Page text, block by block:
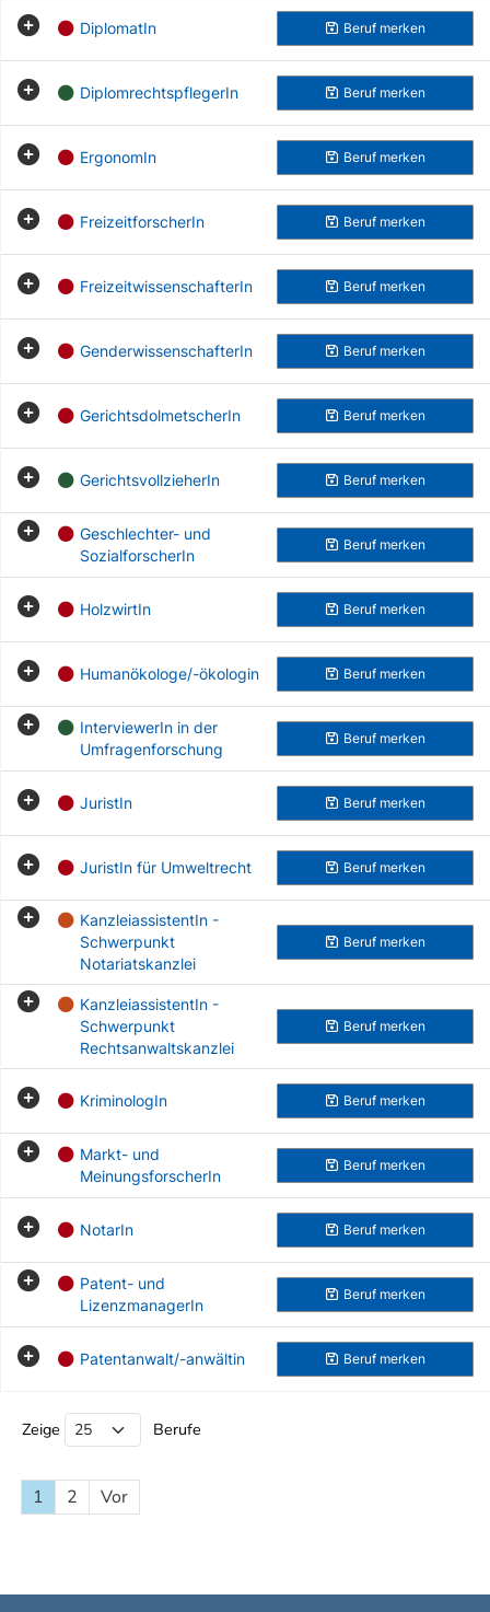
DiplomatIn Beruf merken
DiplomrechtspflegerIn Beruf merken
ErgonomIn Beruf merken
FreizeitforscherIn Beruf merken
FreizeitwissenschafterIn Beruf merken
GenderwissenschafterIn Beruf merken
GerichtsdolmetscherIn Beruf merken
GerichtsvollzieherIn Beruf merken
Geschlechter- und
SozialforscherIn
Beruf merken
HolzwirtIn Beruf merken
Humanökologe/-ökologin Beruf merken
InterviewerIn in der
Umfragenforschung
Beruf merken
JuristIn Beruf merken
JuristIn für Umweltrecht Beruf merken
KanzleiassistentIn -
Schwerpunkt
Notariatskanzlei
Beruf merken
KanzleiassistentIn -
Schwerpunkt
Rechtsanwaltskanzlei
Beruf merken
KriminologIn Beruf merken
Markt- und
MeinungsforscherIn
Beruf merken
NotarIn Beruf merken
Patent- und
LizenzmanagerIn
Beruf merken
Patentanwalt/-anwältin Beruf merken
Zeige Berufe
1 2 Vor